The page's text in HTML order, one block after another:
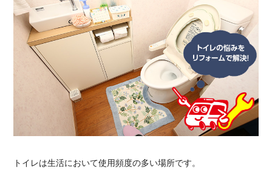
トイレは生活において使用頻度の多い場所です。